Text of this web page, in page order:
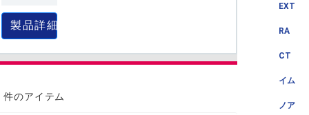
EXT
RA
CT
イム
ノア
製品詳細
件のアイテム